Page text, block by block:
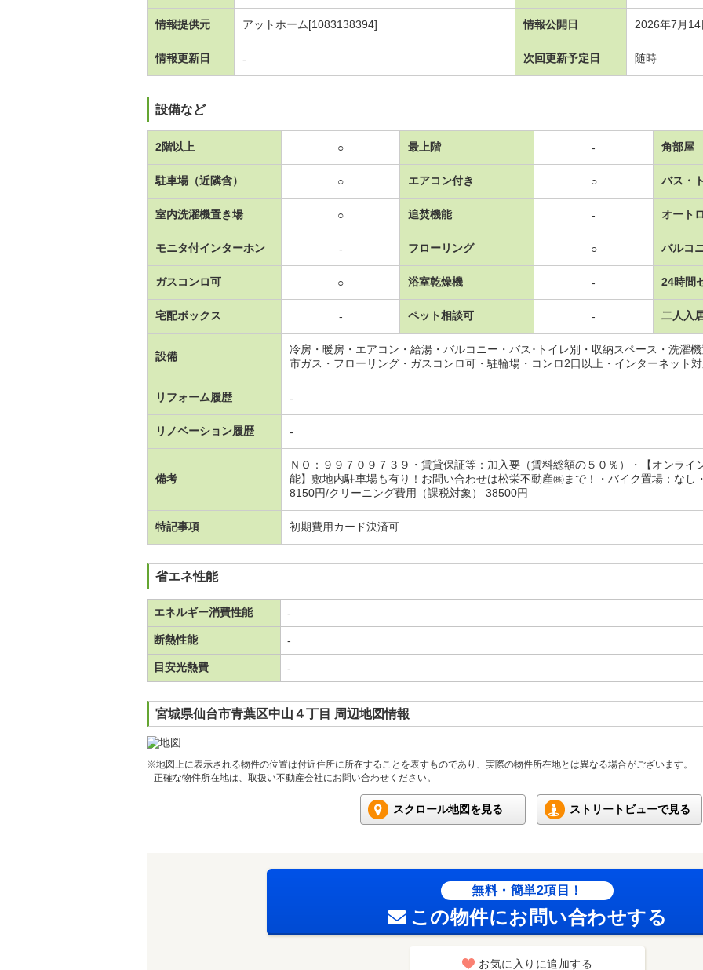
情報提供元 アットホーム[1083138394] 情報公開日 2026年7月14
情報更新日 - 次回更新予定日 随時
設備など
2階以上 ○ 最上階 - 角部屋
駐車場（近隣含） ○ エアコン付き ○ バス・
室内洗濯機置き場 ○ 追焚機能 - オート
モニタ付インターホン - フローリング ○ バルコ
ガスコンロ可 ○ 浴室乾燥機 - 24時間
宅配ボックス - ペット相談可 - 二人入
設備
冷房・暖房・エアコン・給湯・バルコニー・バス･トイレ別・収納スペース・洗濯
市ガス・フローリング・ガスコンロ可・駐輪場・コンロ2口以上・インターネット
リフォーム履歴 -
リノベーション履歴 -
備考
ＮＯ：９９７０９７３９・賃貸保証等：加入要（賃料総額の５０％）・【オンラ
能】敷地内駐車場も有り！お問い合わせは松栄不動産㈱まで！・バイク置場：なし
8150円/クリーニング費用（課税対象） 38500円
特記事項 初期費用カード決済可
省エネ性能
エネルギー消費性能 -
断熱性能 -
目安光熱費 -
宮城県仙台市青葉区中山４丁目 周辺地図情報
※地図上に表示される物件の位置は付近住所に所在することを表すものであり、実際の物件所在地とは異なる場合がございます。
正確な物件所在地は、取扱い不動産会社にお問い合わせください。
スクロール地図を見る ストリートビューで見る
無料・簡単2項目！
この物件にお問い合わせする
お気に入りに追加する